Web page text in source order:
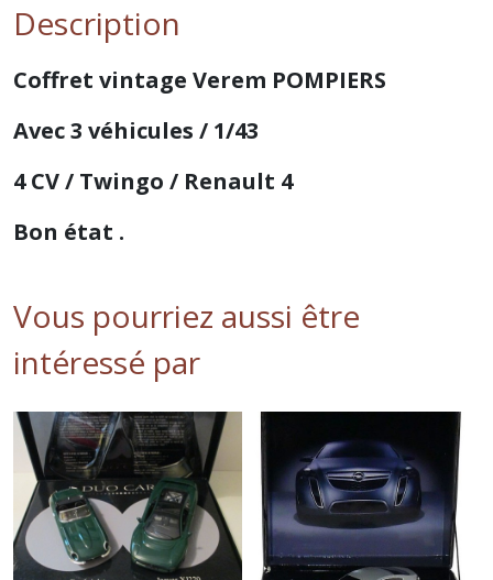
Description
Coffret vintage Verem POMPIERS
Avec 3 véhicules / 1/43
4 CV / Twingo / Renault 4
Bon état .
Vous pourriez aussi être
intéressé par